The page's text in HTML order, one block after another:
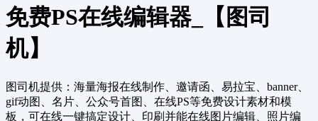
免费PS在线编辑器_【图司
机】
图司机提供：海量海报在线制作、邀请函、易拉宝、banner、
gif动图、名片、公众号首图、在线PS等免费设计素材和模
板，可在线一键搞定设计、印刷并能在线图片编辑、照片编